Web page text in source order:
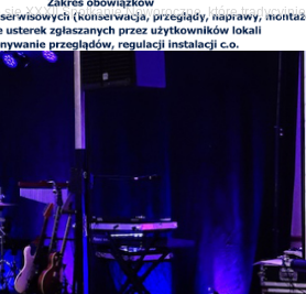
XXXII Spotkanie Noworoczne, które
sprawę w ZUS bez wychodzenia z domu
czyli klienci, którzy chcą szybko i sprawnie